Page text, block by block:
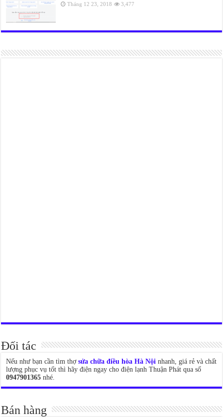
Tháng 12 23, 2018 3,477
Đối tác
Nếu như bạn cần tìm thợsửa chữa điều hòa Hà Nội nhanh, giá rẻ và chất
lượng phục vụ tốt thì hãy điện ngay cho điện lạnh Thuận Phát qua số
0947901365 nhé.
Bán hàng